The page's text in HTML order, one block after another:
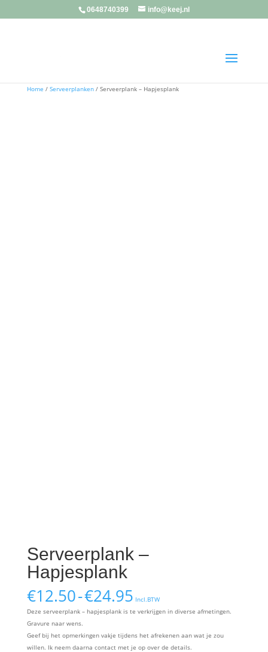
0648740399 info@keej.nl
Home / Serveerplanken/ Serveerplank – Hapjesplank
Serveerplank –
Hapjesplank
€12.50-€24.95Prijsklasse:
€12.50
tot
€24.95
Incl.BTW
Deze serveerplank – hapjesplank is te verkrijgen in diverse afmetingen.
Gravure naar wens.
Geef bij het opmerkingen vakje tijdens het afrekenen aan wat je zou
willen. Ik neem daarna contact met je op over de details.